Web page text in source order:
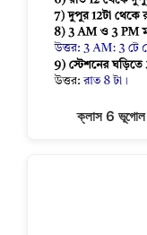
ক্লাস 6 ভূগোল